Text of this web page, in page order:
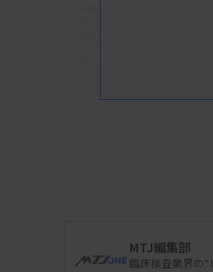
【特徴的所見】（
MTJ編集部
臨床検査業界の